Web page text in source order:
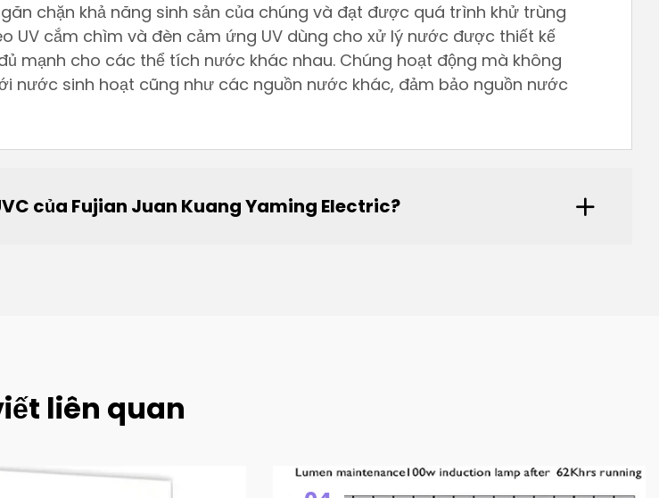
chặn khả năng sinh sản của chúng và đạt được quá trình khử trùng
UV cắm chìm và đèn cảm ứng UV dùng cho xử lý nước được thiết kế
mạnh cho các thể tích nước khác nhau. Chúng hoạt động mà không
nước sinh hoạt cũng như các nguồn nước khác, đảm bảo nguồn nước
của Fujian Juan Kuang Yaming Electric?
liên quan